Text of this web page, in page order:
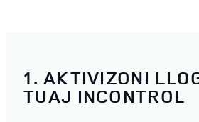
1. AKTIVIZONI
TUAJ INCONTROL